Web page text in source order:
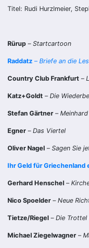
Titel: Rudi Hurzlmeier,
Rürup – Startcartoon
Raddatz – Briefe an die
Country Club Frankfurt –
Katz+Goldt – Die
Stefan Gärtner –
Egner – Das Viertel
Oliver Nagel – Sagen Sie
Ihr Geld für Griechenland
Gerhard Henschel –
Nico Spoelder – Neue
Tietze/Riegel – Die Trottel
Michael Ziegelwagner –